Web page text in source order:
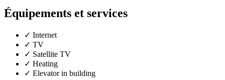
Équipements et services
✓ Internet
✓ TV
✓ Satellite TV
✓ Heating
✓ Elevator in building